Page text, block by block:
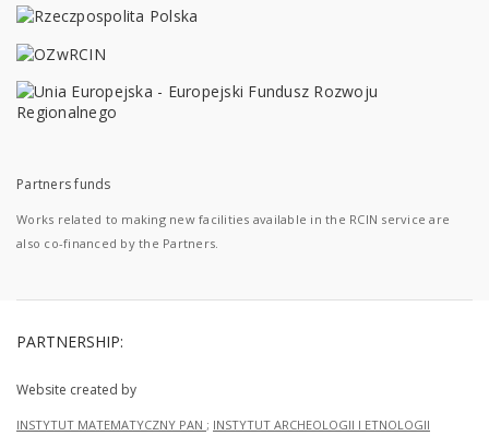
Partners funds
Works related to making new facilities available in the RCIN service are
also co-financed by the Partners.
PARTNERSHIP:
Website created by
INSTYTUT MATEMATYCZNY PAN ; INSTYTUT ARCHEOLOGII I ETNOLOGII